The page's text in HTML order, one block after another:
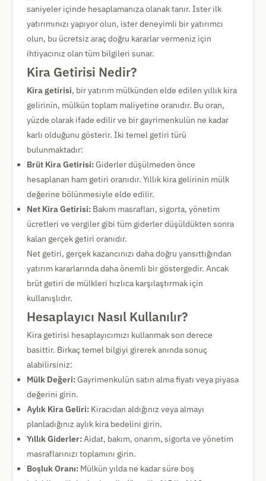
saniyeler içinde hesaplamanıza olanak tanır. İster ilk
yatırımınızı yapıyor olun, ister deneyimli bir yatırımcı
olun, bu ücretsiz araç doğru kararlar vermeniz için
ihtiyacınız olan tüm bilgileri sunar.
Kira Getirisi Nedir?
Kira getirisi, bir yatırım mülkünden elde edilen yıllık kira
gelirinin, mülkün toplam maliyetine oranıdır. Bu oran,
yüzde olarak ifade edilir ve bir gayrimenkulün ne kadar
karlı olduğunu gösterir. İki temel getiri türü
bulunmaktadır:
Brüt Kira Getirisi:Giderler düşülmeden önce
hesaplanan ham getiri oranıdır. Yıllık kira gelirinin mülk
değerine bölünmesiyle elde edilir.
Net Kira Getirisi: Bakım masrafları, sigorta, yönetim
ücretleri ve vergiler gibi tüm giderler düşüldükten sonra
kalan gerçek getiri oranıdır.
Net getiri, gerçek kazancınızı daha doğru yansıttığından
yatırım kararlarında daha önemli bir göstergedir. Ancak
brüt getiri de mülkleri hızlıca karşılaştırmak için
kullanışlıdır.
Hesaplayıcı Nasıl Kullanılır?
Kira getirisi hesaplayıcımızı kullanmak son derece
basittir. Birkaç temel bilgiyi girerek anında sonuç
alabilirsiniz:
Mülk Değeri:Gayrimenkulün satın alma fiyatı veya piyasa
değerini girin.
Aylık Kira Geliri: Kiracıdan aldığınız veya almayı
planladığınız aylık kira bedelini girin.
Yıllık Giderler:Aidat, bakım, onarım, sigorta ve yönetim
masraflarınızı toplamını girin.
Boşluk Oranı: Mülkün yılda ne kadar süre boş